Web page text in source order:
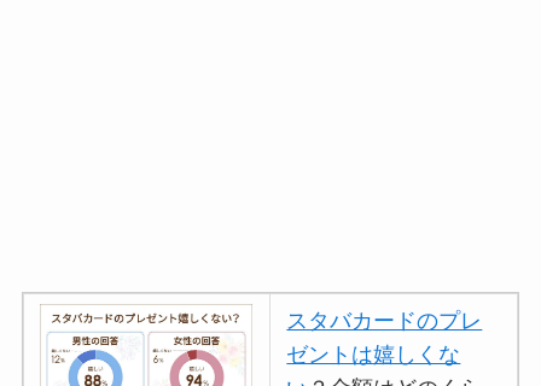
スタバカードのプレ
ゼントは嬉しくな